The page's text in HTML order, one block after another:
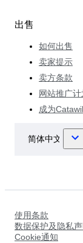
出售
如何出售
卖家提示
卖方条款
网站推广计
成为
使用条款
数据保护及隐私声
Cookie通知